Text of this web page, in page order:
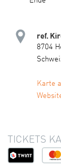
ref.
8704
Karte
TICKETS